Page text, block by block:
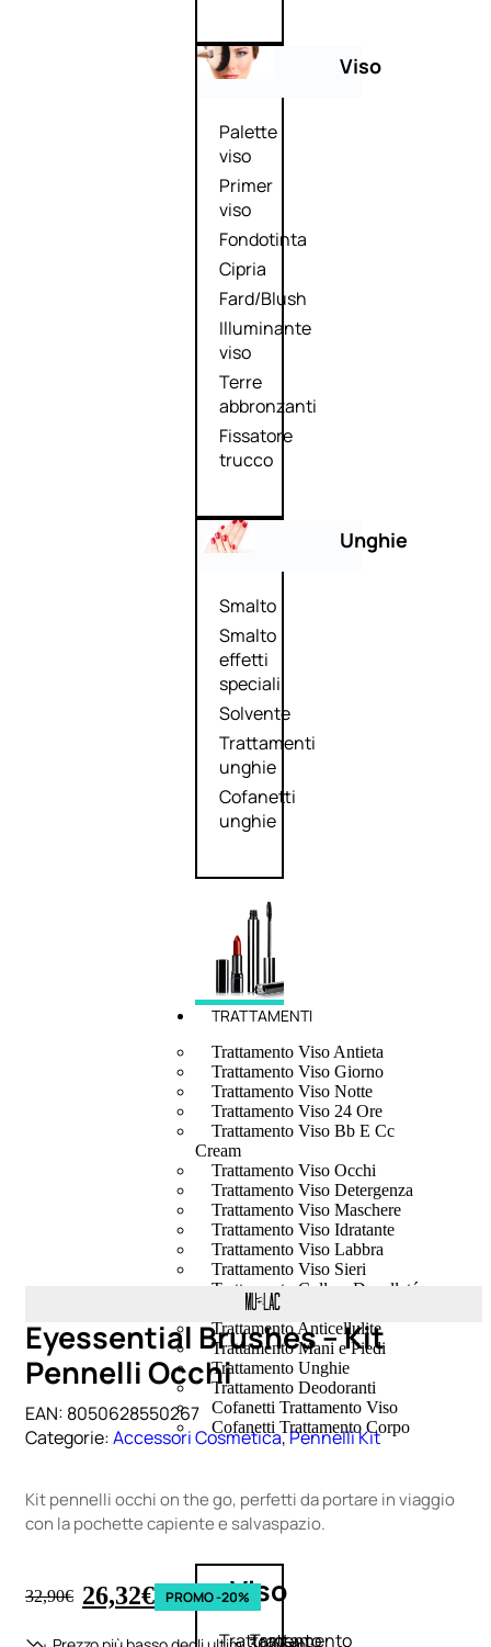
Viso
Palette
viso
Primer
viso
Fondotinta
Cipria
Fard/Blush
Illuminante
viso
Terre
abbronzanti
Fissatore
trucco
Unghie
Smalto
Smalto
effetti
speciali
Solvente
Trattamenti
unghie
Cofanetti
unghie
TRATTAMENTI
Trattamento Viso Antieta
Trattamento Viso Giorno
Trattamento Viso Notte
Trattamento Viso 24 Ore
Trattamento Viso Bb E Cc
Cream
Trattamento Viso Occhi
Trattamento Viso Detergenza
Trattamento Viso Maschere
Trattamento Viso Idratante
Trattamento Viso Labbra
Trattamento Viso Sieri
Trattamento Collo e Decolleté
Trattamento Corpo
Trattamento Anticellulite
Trattamento Mani e Piedi
Trattamento Unghie
Trattamento Deodoranti
Cofanetti Trattamento Viso
Cofanetti Trattamento Corpo
Viso
Trattamento
Trattamento
Eyessential Brushes – Kit
Pennelli Occhi
EAN: 8050628550267
Categorie:Accessori Cosmetica,Pennelli Kit
Kit pennelli occhi on the go, perfetti da portare in viaggio
con la pochette capiente e salvaspazio.
32,90€ 26,32€ PROMO -20%